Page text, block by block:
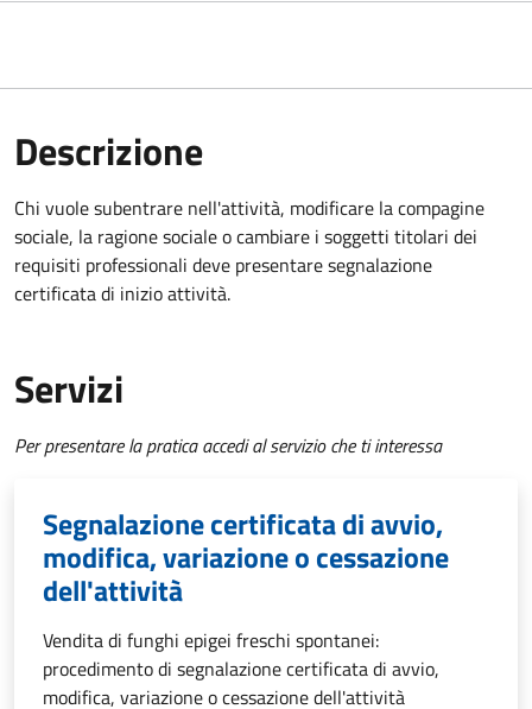
Descrizione
Chi vuole subentrare nell'attività, modificare la compagine
sociale, la ragione sociale o cambiare i soggetti titolari dei
requisiti professionali deve presentaresegnalazione
certificata di inizio attività.
Servizi
Per presentare la pratica accedi al servizio che ti interessa
Segnalazione certificata di avvio,
modifica, variazione o cessazione
dell'attività
Vendita di funghi epigei freschi spontanei:
procedimento di segnalazione certificata di avvio,
modifica, variazione o cessazione dell'attività